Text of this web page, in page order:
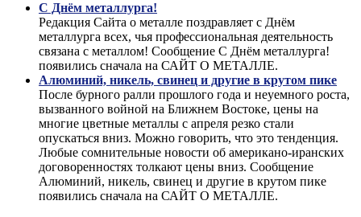
С Днём металлурга!
Редакция Сайта о металле поздравляет с Днём
металлурга всех, чья профессиональная деятельность
связана с металлом! Сообщение С Днём металлурга!
появились сначала на САЙТ О МЕТАЛЛЕ.
Алюминий, никель, свинец и другие в крутом пике
После бурного ралли прошлого года и неуемного роста,
вызванного войной на Ближнем Востоке, цены на
многие цветные металлы с апреля резко стали
опускаться вниз. Можно говорить, что это тенденция.
Любые сомнительные новости об американо-иранских
договоренностях толкают цены вниз. Сообщение
Алюминий, никель, свинец и другие в крутом пике
появились сначала на САЙТ О МЕТАЛЛЕ.